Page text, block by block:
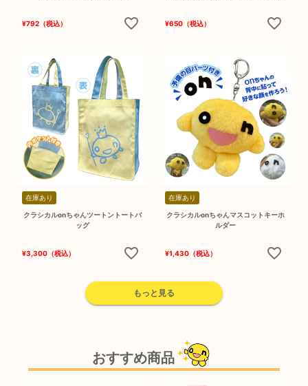
¥792 （税込） ¥650 （税込）
在庫あり
クラシカルonちゃんツートントートバ
ッグ
¥3,300 （税込）
在庫あり
クラシカルonちゃんマスコットキーホ
ルダー
¥1,430 （税込）
もっと見る
おすすめ商品